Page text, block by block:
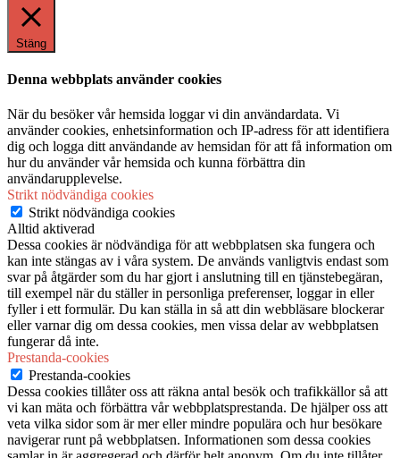
Stäng
Denna webbplats använder cookies
När du besöker vår hemsida loggar vi din användardata. Vi
använder cookies, enhetsinformation och IP-adress för att identifiera
dig och logga ditt användande av hemsidan för att få information om
hur du använder vår hemsida och kunna förbättra din
användarupplevelse.
Strikt nödvändiga cookies
Strikt nödvändiga cookies
Alltid aktiverad
Dessa cookies är nödvändiga för att webbplatsen ska fungera och
kan inte stängas av i våra system. De används vanligtvis endast som
svar på åtgärder som du har gjort i anslutning till en tjänstebegäran,
till exempel när du ställer in personliga preferenser, loggar in eller
fyller i ett formulär. Du kan ställa in så att din webbläsare blockerar
eller varnar dig om dessa cookies, men vissa delar av webbplatsen
fungerar då inte.
Prestanda-cookies
Prestanda-cookies
Dessa cookies tillåter oss att räkna antal besök och trafikkällor så att
vi kan mäta och förbättra vår webbplatsprestanda. De hjälper oss att
veta vilka sidor som är mer eller mindre populära och hur besökare
navigerar runt på webbplatsen. Informationen som dessa cookies